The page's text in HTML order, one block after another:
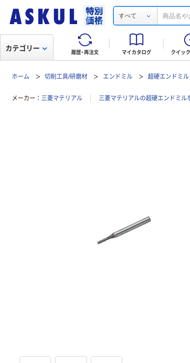
すべて
履歴・再注文 マイカタログ クイッ
カテゴリー
ホーム 切削工具/研磨材 エンドミル 超硬エンドミル
メーカー 三菱マテリアル 三菱マテリアルの超硬エンドミル